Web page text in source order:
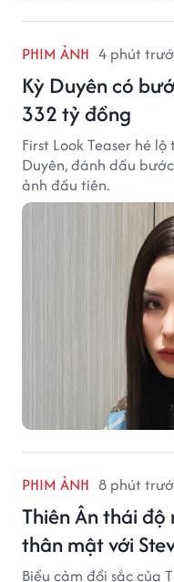
PHIM ẢNH 4 phút
Kỳ Duyên có
332 tỷ đồng
First Look Teaser hé
Duyên, đánh dấu
ảnh đầu tiên.
PHIM ẢNH 8 phút
Thiên Ân thái
thân mật với
Biểu cảm đổi sắc của